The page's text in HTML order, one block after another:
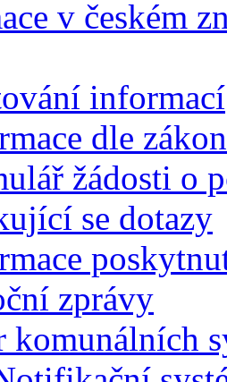
v českém
informací
dle
žádosti o
se dotazy
zprávy
komunálních